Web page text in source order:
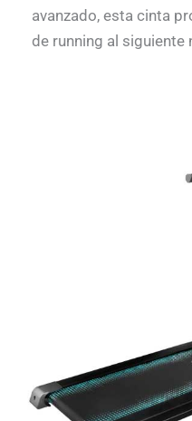
avanzado, esta cinta
de running al siguiente